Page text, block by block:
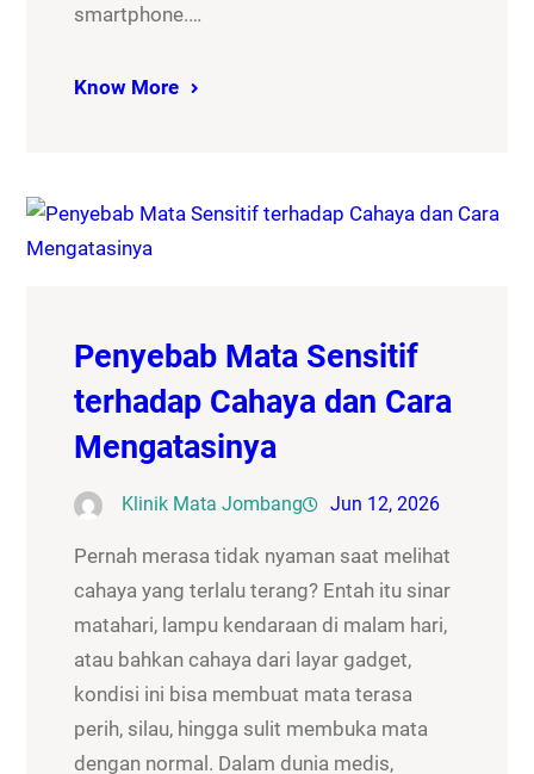
smartphone.…
Know More
Penyebab Mata Sensitif
terhadap Cahaya dan Cara
Mengatasinya
Klinik Mata Jombang Jun 12, 2026
Pernah merasa tidak nyaman saat melihat
cahaya yang terlalu terang? Entah itu sinar
matahari, lampu kendaraan di malam hari,
atau bahkan cahaya dari layar gadget,
kondisi ini bisa membuat mata terasa
perih, silau, hingga sulit membuka mata
dengan normal. Dalam dunia medis,